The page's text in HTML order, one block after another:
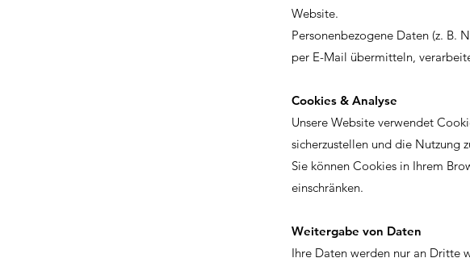
Website.
Personenbezogene Daten (z. B.
per E-Mail übermitteln,
Cookies & Analyse
Unsere Website verwendet
sicherzustellen und die Nutzung
Sie können Cookies in Ihrem
einschränken.
Weitergabe von Daten
Ihre Daten werden nur an Dritte